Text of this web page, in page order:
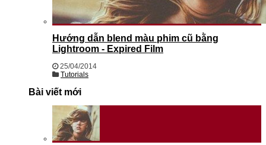
Hướng dẫn blend màu phim cũ bằng
Lightroom - Expired Film
25/04/2014
Tutorials
Bài viết mới